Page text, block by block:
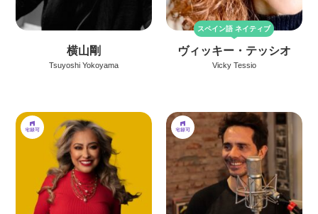
横山剛
Tsuyoshi Yokoyama
スペイン語ネイティブ
ヴィッキー・テッシオ
Vicky Tessio